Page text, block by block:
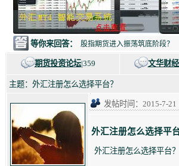
等你来回答： 股指期货进入振荡筑底阶段？
期货投资论坛|359 文华财
主题：外汇注册怎么选择平台？
发帖时间：2015-7-
外汇注册怎么选择平台
外汇注册怎么选择平台？